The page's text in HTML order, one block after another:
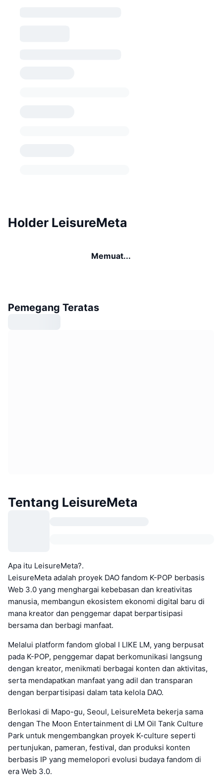
Holder LeisureMeta
Memuat...
Pemegang Teratas
Tentang LeisureMeta
Apa itu LeisureMeta?.
LeisureMeta adalah proyek DAO fandom K-POP berbasis
Web 3.0 yang menghargai kebebasan dan kreativitas
manusia, membangun ekosistem ekonomi digital baru di
mana kreator dan penggemar dapat berpartisipasi
bersama dan berbagi manfaat.
Melalui platform fandom global I LIKE LM, yang berpusat
pada K-POP, penggemar dapat berkomunikasi langsung
dengan kreator, menikmati berbagai konten dan aktivitas,
serta mendapatkan manfaat yang adil dan transparan
dengan berpartisipasi dalam tata kelola DAO.
Berlokasi di Mapo-gu, Seoul, LeisureMeta bekerja sama
dengan The Moon Entertainment di LM Oil Tank Culture
Park untuk mengembangkan proyek K-culture seperti
pertunjukan, pameran, festival, dan produksi konten
berbasis IP yang memelopori evolusi budaya fandom di
era Web 3.0.